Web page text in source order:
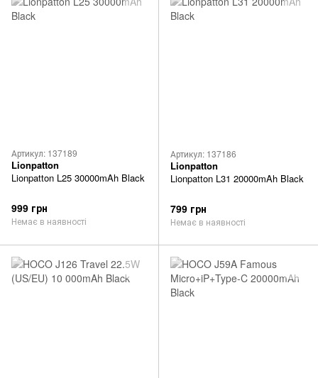
Артикул: 137189
Lionpatton
Lionpatton L25 30000mAh Black
999 грн
Немає в наявності
Артикул: 137186
Lionpatton
Lionpatton L31 20000mAh Black
799 грн
Немає в наявності